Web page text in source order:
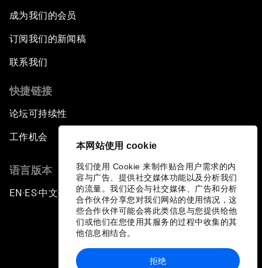
本网站使用 cookie
我们使用 Cookie 来制作贴合用户需求的内
容与广告、提供社交媒体功能以及分析我们
的流量。我们还会与社交媒体、广告和分析
合作伙伴分享您对我们网站的使用情况，这
些合作伙伴可能会将此类信息与您提供给他
们或他们在您使用其服务的过程中收集的其
他信息相结合。
拒绝
成为我们的会员
订阅我们的新闻稿
联系我们
快捷链接
论坛可持续性
工作机会
语言版本
EN ▪ES▪中文▪ 日本語